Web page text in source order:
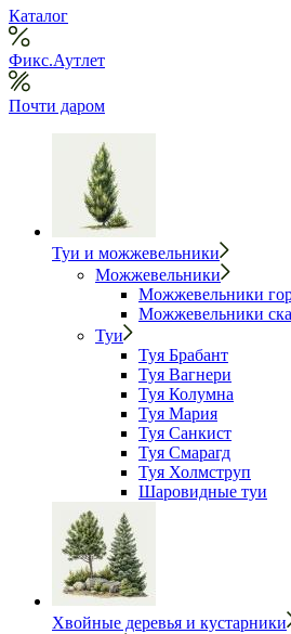
Каталог
Фикс.Аутлет
Почти даром
Туи и можжевельники
Можжевельники
Можжевельники
Можжевельники
Туи
Туя Брабант
Туя Вагнери
Туя Колумна
Туя Мария
Туя Санкист
Туя Смарагд
Туя Холмструп
Шаровидные туи
Хвойные деревья и кустарники